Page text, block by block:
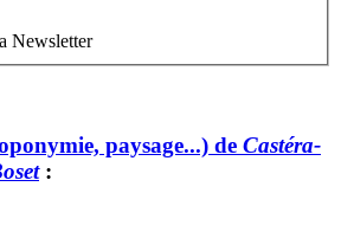
Newsletter
paysage...) de Castéra-
: